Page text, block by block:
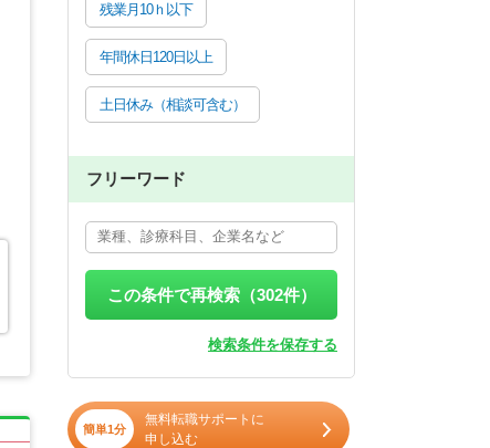
残業月10ｈ以下
年間休日120日以上
土日休み（相談可含む）
フリーワード
この条件で再検索（302件）
検索条件を保存する
簡単1分
無料転職サポートに
申し込む